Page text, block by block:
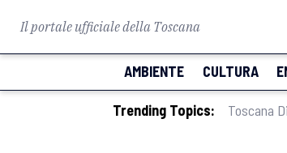
Il portale ufficiale della Toscana
AMBIENTE CULTURA
Trending Topics: Toscana